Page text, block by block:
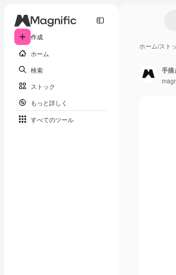
作成
ホーム
検索
ストック
もっと詳しく
すべてのツール
ホーム/スト
手描